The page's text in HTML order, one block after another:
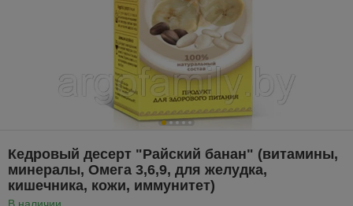
Кедровый десерт "Райский банан" (витамины,
минералы, Омега 3,6,9, для желудка,
кишечника, кожи, иммунитет)
В наличии